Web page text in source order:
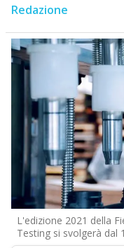
Redazione
L'edizione 2021 della
Testing si svolgerà dal